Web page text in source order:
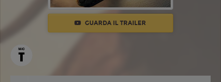
GUARDA IL TRAILER